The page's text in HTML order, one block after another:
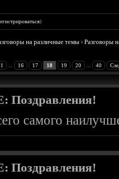
)
на различные темы ›Разговоры
1 16 17 18 19 20 40
Поздравления!
самого
Поздравления!